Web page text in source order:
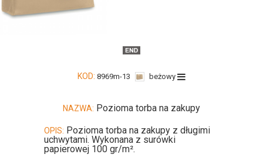
KOD: 8969m-13 beżowy
NAZWA: Pozioma torba na zakupy
OPIS: Pozioma torba na zakupy z długimi
uchwytami. Wykonana z surówki
papierowej 100 gr/m².